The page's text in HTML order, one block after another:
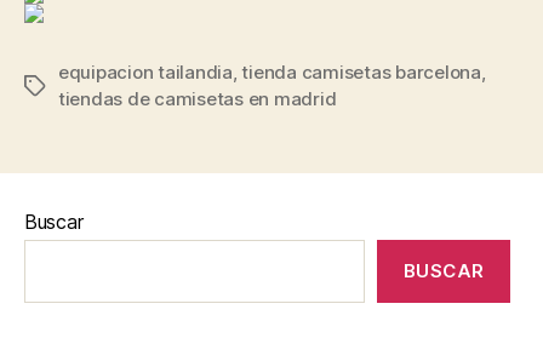
Etiquetas
equipacion tailandia,tienda camisetas barcelona,
tiendas de camisetas en madrid
Buscar
BUSCAR